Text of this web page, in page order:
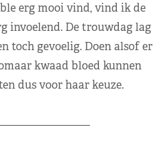
erg mooi vind, vind ik de
invoelend. De trouwdag lag
toch gevoelig. Doen alsof er
kwaad bloed kunnen
dus voor haar keuze.